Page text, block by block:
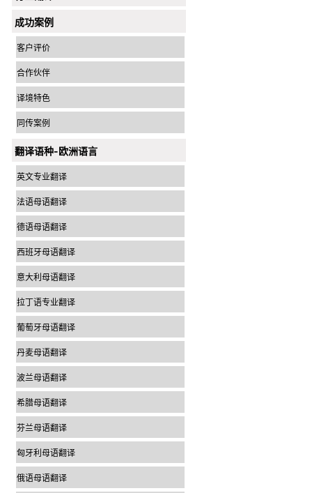
成功案例
客户评价
合作伙伴
译境特色
同传案例
翻译语种-欧洲语言
英文专业翻译
法语母语翻译
德语母语翻译
西班牙母语翻译
意大利母语翻译
拉丁语专业翻译
葡萄牙母语翻译
丹麦母语翻译
波兰母语翻译
希腊母语翻译
芬兰母语翻译
匈牙利母语翻译
俄语母语翻译